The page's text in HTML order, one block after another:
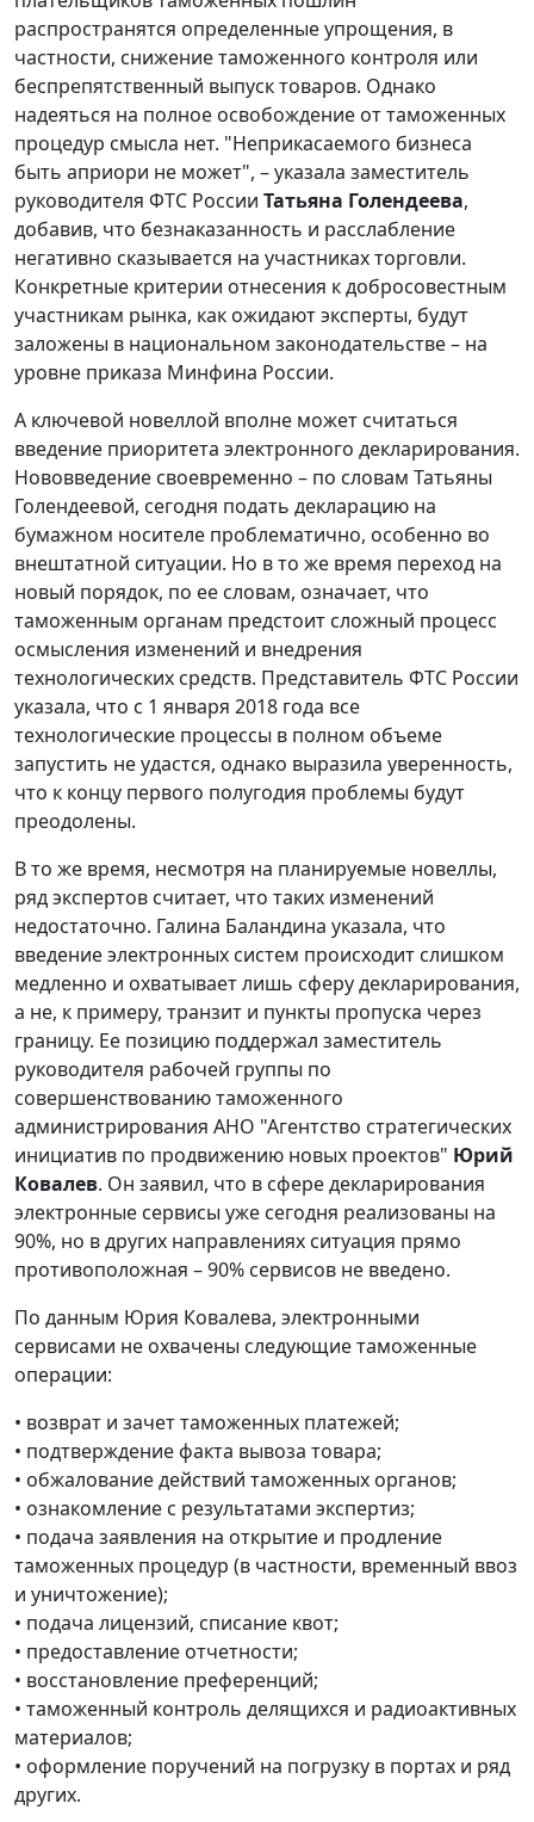
распространятся определенные упрощения, в
частности, снижение таможенного контроля или
беспрепятственный выпуск товаров. Однако
надеяться на полное освобождение от таможенных
процедур смысла нет. "Неприкасаемого бизнеса
быть априори не может", – указала заместитель
руководителя ФТС России Татьяна Голендеева,
добавив, что безнаказанность и расслабление
негативно сказывается на участниках торговли.
Конкретные критерии отнесения к добросовестным
участникам рынка, как ожидают эксперты, будут
заложены в национальном законодательстве – на
уровне приказа Минфина России.
А ключевой новеллой вполне может считаться
введение приоритета электронного декларирования.
Нововведение своевременно – по словам Татьяны
Голендеевой, сегодня подать декларацию на
бумажном носителе проблематично, особенно во
внештатной ситуации. Но в то же время переход на
новый порядок, по ее словам, означает, что
таможенным органам предстоит сложный процесс
осмысления изменений и внедрения
технологических средств. Представитель ФТС России
указала, что с 1 января 2018 года все
технологические процессы в полном объеме
запустить не удастся, однако выразила уверенность,
что к концу первого полугодия проблемы будут
преодолены.
В то же время, несмотря на планируемые новеллы,
ряд экспертов считает, что таких изменений
недостаточно. Галина Баландина указала, что
введение электронных систем происходит слишком
медленно и охватывает лишь сферу декларирования,
а не, к примеру, транзит и пункты пропуска через
границу. Ее позицию поддержал заместитель
руководителя рабочей группы по
совершенствованию таможенного
администрирования АНО "Агентство стратегических
инициатив по продвижению новых проектов" Юрий
Ковалев. Он заявил, что в сфере декларирования
электронные сервисы уже сегодня реализованы на
90%, но в других направлениях ситуация прямо
противоположная – 90% сервисов не введено.
По данным Юрия Ковалева, электронными
сервисами не охвачены следующие таможенные
операции:
• возврат и зачет таможенных платежей;
• подтверждение факта вывоза товара;
• обжалование действий таможенных органов;
• ознакомление с результатами экспертиз;
• подача заявления на открытие и продление
таможенных процедур (в частности, временный ввоз
и уничтожение);
• подача лицензий, списание квот;
• предоставление отчетности;
• восстановление преференций;
• таможенный контроль делящихся и радиоактивных
материалов;
• оформление поручений на погрузку в портах и ряд
других.